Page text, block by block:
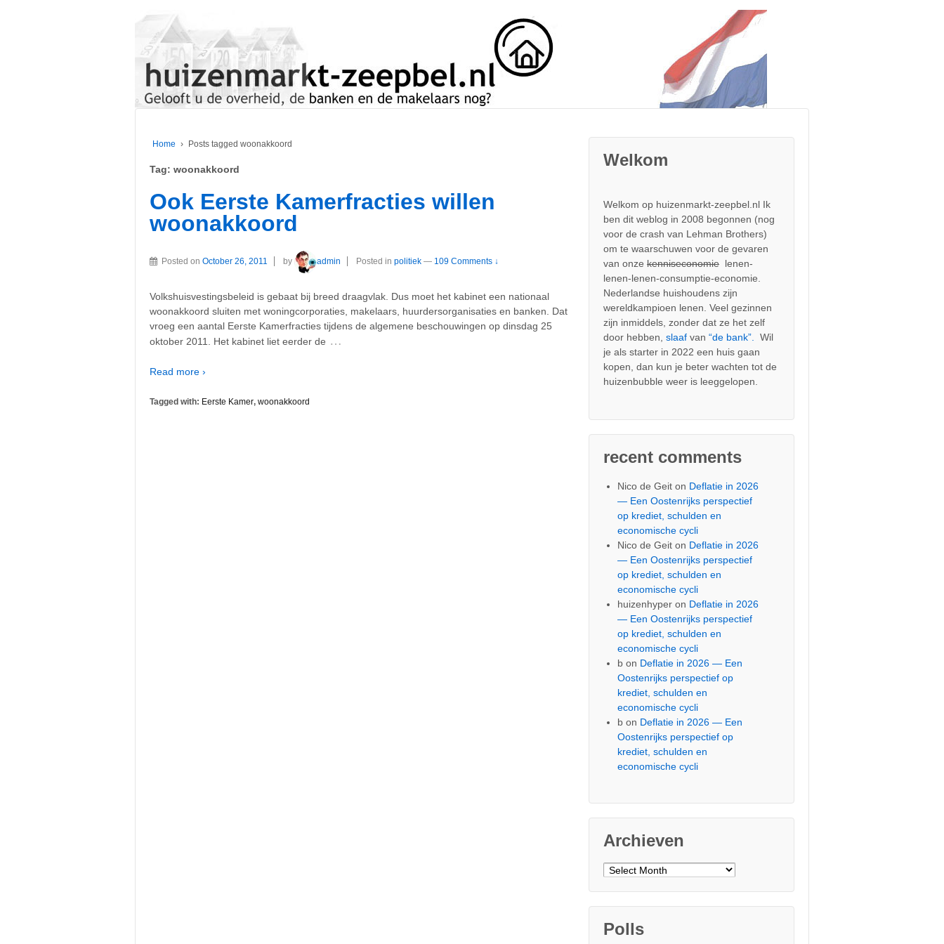
Home › Posts tagged woonakkoord
Tag: woonakkoord
Ook Eerste Kamerfracties willen
woonakkoord
Posted on October 26, 2011 by admin Posted in politiek — 109 Comments ↓
Volkshuisvestingsbeleid is gebaat bij breed draagvlak. Dus moet het kabinet een nationaal
woonakkoord sluiten met woningcorporaties, makelaars, huurdersorganisaties en banken. Dat
vroeg een aantal Eerste Kamerfracties tijdens de algemene beschouwingen op dinsdag 25
oktober 2011. Het kabinet liet eerder de …
Read more ›
Tagged with: Eerste Kamer, woonakkoord
Welkom
Welkom op huizenmarkt-zeepbel.nl Ik
ben dit weblog in 2008 begonnen (nog
voor de crash van Lehman Brothers)
om te waarschuwen voor de gevaren
van onzekenniseconomie lenen-
lenen-lenen-consumptie-economie.
Nederlandse huishoudens zijn
wereldkampioen lenen. Veel gezinnen
zijn inmiddels, zonder dat ze het zelf
door hebben,slaaf van“de bank”. Wil
je als starter in 2022 een huis gaan
kopen, dan kun je beter wachten tot de
huizenbubble weer is leeggelopen.
recent comments
Nico de Geit on Deflatie in 2026
— Een Oostenrijks perspectief
op krediet, schulden en
economische cycli
Nico de Geit on Deflatie in 2026
— Een Oostenrijks perspectief
op krediet, schulden en
economische cycli
huizenhyper on Deflatie in 2026
— Een Oostenrijks perspectief
op krediet, schulden en
economische cycli
b on Deflatie in 2026 — Een
Oostenrijks perspectief op
krediet, schulden en
economische cycli
b on Deflatie in 2026 — Een
Oostenrijks perspectief op
krediet, schulden en
economische cycli
Archieven
Archieven
Polls